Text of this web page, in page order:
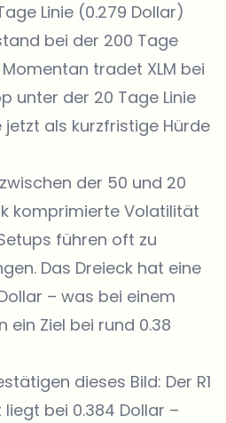
Linie (0.279 Dollar)
bei der 200 Tage
Momentan tradet XLM bei
unter der 20 Tage Linie
jetzt als kurzfristige Hürde
der 50 und 20
komprimierte Volatilität
führen oft zu
Das Dreieck hat eine
– was bei einem
ein Ziel bei rund 0.38
dieses Bild: Der R1
bei 0.384 Dollar –